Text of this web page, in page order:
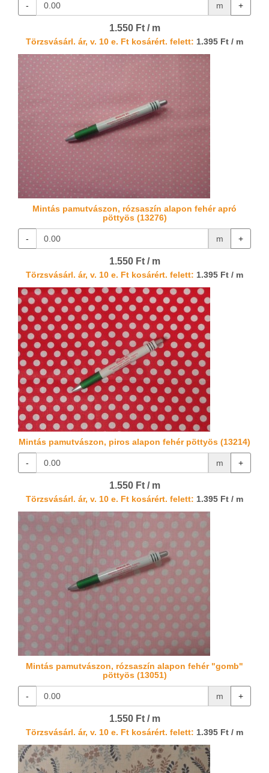
- m +
1.550 Ft / m
Törzsvásárl. ár, v. 10 e. Ft kosárért. felett: 1.395 Ft / m
Mintás pamutvászon, rózsaszín alapon fehér apró
pöttyös (13276)
- m +
1.550 Ft / m
Törzsvásárl. ár, v. 10 e. Ft kosárért. felett: 1.395 Ft / m
Mintás pamutvászon, piros alapon fehér pöttyös (13214)
- m +
1.550 Ft / m
Törzsvásárl. ár, v. 10 e. Ft kosárért. felett: 1.395 Ft / m
Mintás pamutvászon, rózsaszín alapon fehér "gomb"
pöttyös (13051)
- m +
1.550 Ft / m
Törzsvásárl. ár, v. 10 e. Ft kosárért. felett: 1.395 Ft / m